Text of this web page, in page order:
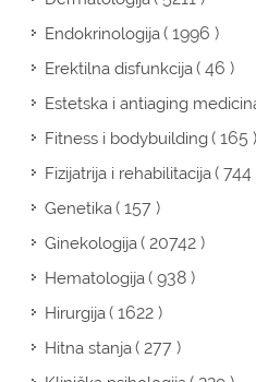
Endokrinologija( 1996 )
Erektilna disfunkcija( 46 )
Estetska i antiaging
Fitness i bodybuilding( 165 )
Fizijatrija i rehabilitacija( 744
Genetika( 157 )
Ginekologija( 20742 )
Hematologija( 938 )
Hirurgija( 1622 )
Hitna stanja( 277 )